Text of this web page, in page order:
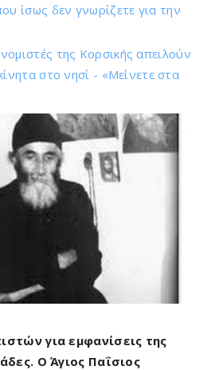
ίσως δεν γνωρίζετε για την
της Κορσικής απειλούν
στο νησί - «Μείνετε στα
για εμφανίσεις της
Ο Άγιος Παΐσιος